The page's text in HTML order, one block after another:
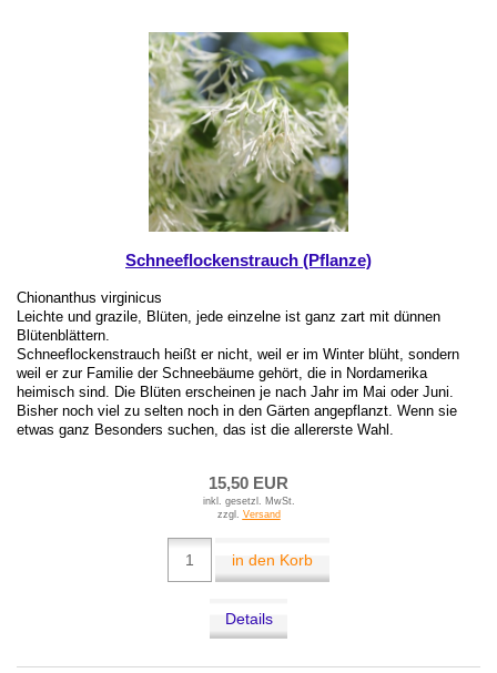
Schneeflockenstrauch (Pflanze)
Chionanthus virginicus
Leichte und grazile, Blüten, jede einzelne ist ganz zart mit dünnen
Blütenblättern.
Schneeflockenstrauch heißt er nicht, weil er im Winter blüht, sondern
weil er zur Familie der Schneebäume gehört, die in Nordamerika
heimisch sind. Die Blüten erscheinen je nach Jahr im Mai oder Juni.
Bisher noch viel zu selten noch in den Gärten angepflanzt. Wenn sie
etwas ganz Besonders suchen, das ist die allererste Wahl.
15,50 EUR
inkl. gesetzl. MwSt.
zzgl. Versand
in den Korb
Details